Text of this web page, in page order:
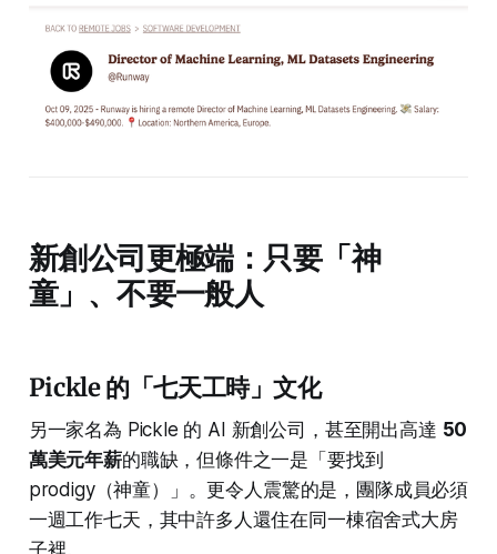
新創公司更極端：只要「神
童」、不要一般人
Pickle 的「七天工時」文化
另一家名為 Pickle 的 AI 新創公司，甚至開出高達 50
萬美元年薪的職缺，但條件之一是「要找到
prodigy（神童）」。更令人震驚的是，團隊成員必須
一週工作七天，其中許多人還住在同一棟宿舍式大房